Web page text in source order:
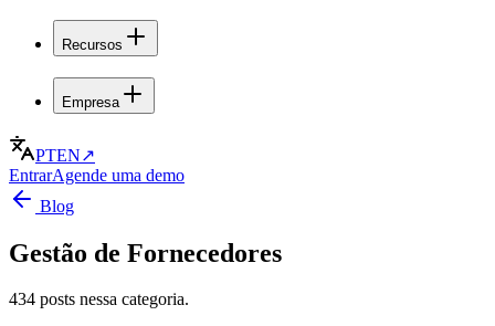
Recursos
Empresa
PTEN↗
EntrarAgende uma demo
Blog
Gestão de Fornecedores
434 posts nessa categoria.